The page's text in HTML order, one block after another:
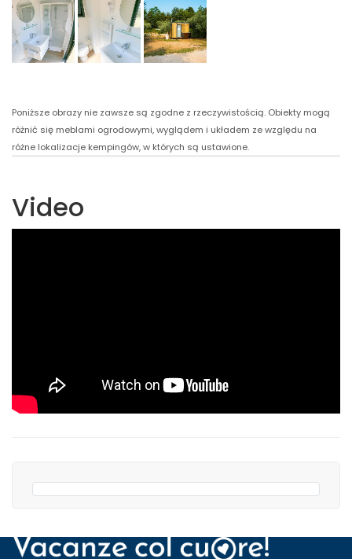
Poniższe obrazy nie zawsze są zgodne z rzeczywistością. Obiekty mogą
różnić się meblami ogrodowymi, wyglądem i układem ze względu na
różne lokalizacje kempingów, w których są ustawione.
Video